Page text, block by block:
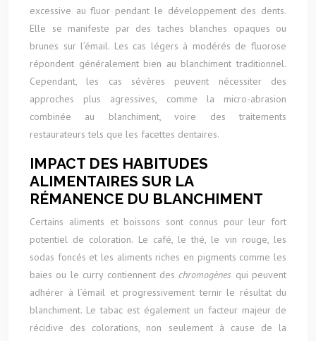
excessive au fluor pendant le développement des dents.
Elle se manifeste par des taches blanches opaques ou
brunes sur l’émail. Les cas légers à modérés de fluorose
répondent généralement bien au blanchiment traditionnel.
Cependant, les cas sévères peuvent nécessiter des
approches plus agressives, comme la micro-abrasion
combinée au blanchiment, voire des traitements
restaurateurs tels que les facettes dentaires.
IMPACT DES HABITUDES
ALIMENTAIRES SUR LA
RÉMANENCE DU BLANCHIMENT
Certains aliments et boissons sont connus pour leur fort
potentiel de coloration. Le café, le thé, le vin rouge, les
sodas foncés et les aliments riches en pigments comme les
baies ou le curry contiennent deschromogènes qui peuvent
adhérer à l’émail et progressivement ternir le résultat du
blanchiment. Le tabac est également un facteur majeur de
récidive des colorations, non seulement à cause de la